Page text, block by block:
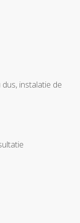
instalatie de